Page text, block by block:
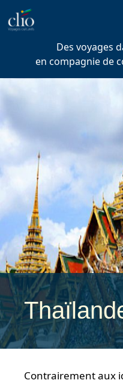
Des voyages
en compagnie de
Contrairement aux